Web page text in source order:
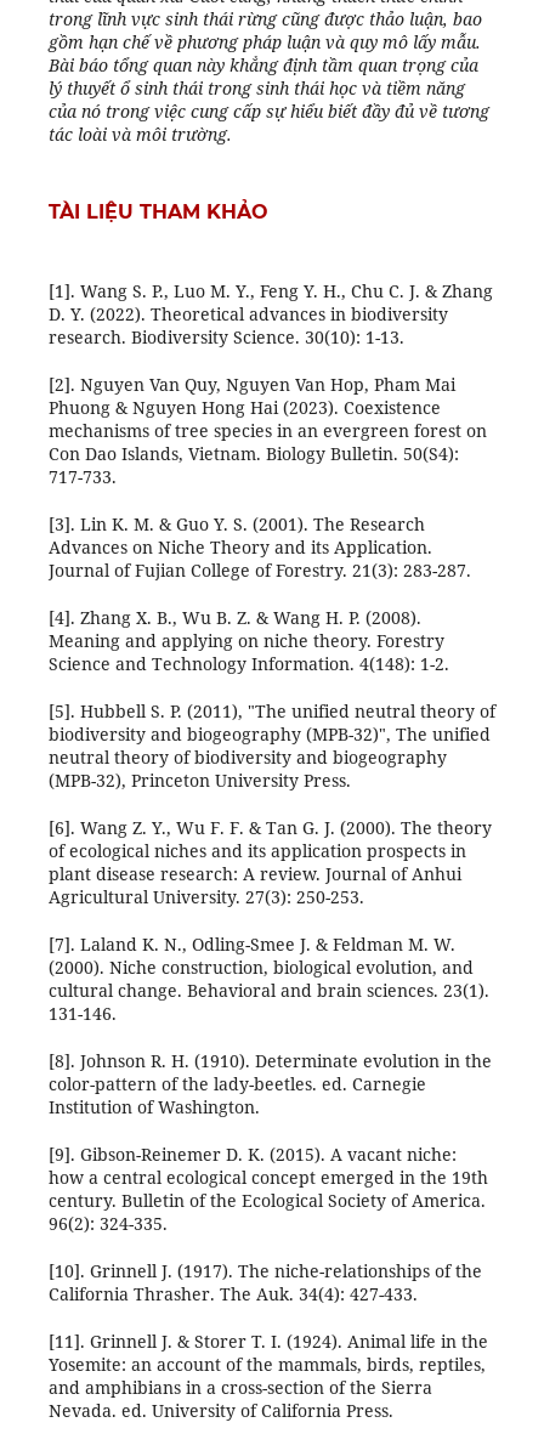
trong lĩnh vực sinh thái rừng cũng được thảo luận, bao
gồm hạn chế về phương pháp luận và quy mô lấy mẫu.
Bài báo tổng quan này khẳng định tầm quan trọng của
lý thuyết ổ sinh thái trong sinh thái học và tiềm năng
của nó trong việc cung cấp sự hiểu biết đầy đủ về tương
tác loài và môi trường.
TÀI LIỆU THAM KHẢO
[1]. Wang S. P., Luo M. Y., Feng Y. H., Chu C. J. & Zhang
D. Y. (2022). Theoretical advances in biodiversity
research. Biodiversity Science. 30(10): 1-13.
[2]. Nguyen Van Quy, Nguyen Van Hop, Pham Mai
Phuong & Nguyen Hong Hai (2023). Coexistence
mechanisms of tree species in an evergreen forest on
Con Dao Islands, Vietnam. Biology Bulletin. 50(S4):
717-733.
[3]. Lin K. M. & Guo Y. S. (2001). The Research
Advances on Niche Theory and its Application.
Journal of Fujian College of Forestry. 21(3): 283-287.
[4]. Zhang X. B., Wu B. Z. & Wang H. P. (2008).
Meaning and applying on niche theory. Forestry
Science and Technology Information. 4(148): 1-2.
[5]. Hubbell S. P. (2011), "The unified neutral theory of
biodiversity and biogeography (MPB-32)", The unified
neutral theory of biodiversity and biogeography
(MPB-32), Princeton University Press.
[6]. Wang Z. Y., Wu F. F. & Tan G. J. (2000). The theory
of ecological niches and its application prospects in
plant disease research: A review. Journal of Anhui
Agricultural University. 27(3): 250-253.
[7]. Laland K. N., Odling-Smee J. & Feldman M. W.
(2000). Niche construction, biological evolution, and
cultural change. Behavioral and brain sciences. 23(1).
131-146.
[8]. Johnson R. H. (1910). Determinate evolution in the
color-pattern of the lady-beetles. ed. Carnegie
Institution of Washington.
[9]. Gibson-Reinemer D. K. (2015). A vacant niche:
how a central ecological concept emerged in the 19th
century. Bulletin of the Ecological Society of America.
96(2): 324-335.
[10]. Grinnell J. (1917). The niche-relationships of the
California Thrasher. The Auk. 34(4): 427-433.
[11]. Grinnell J. & Storer T. I. (1924). Animal life in the
Yosemite: an account of the mammals, birds, reptiles,
and amphibians in a cross-section of the Sierra
Nevada. ed. University of California Press.